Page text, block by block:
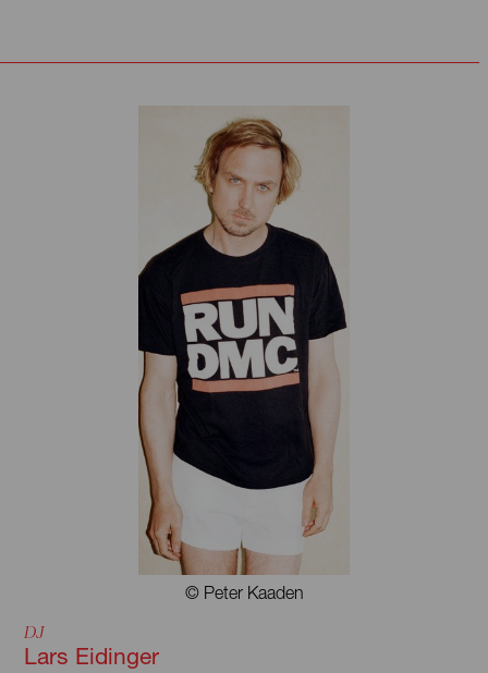
© Peter Kaaden
DJ
Lars Eidinger